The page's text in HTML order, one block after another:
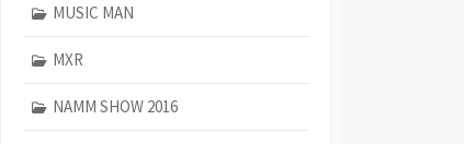
MUSIC MAN
MXR
NAMM SHOW 2016